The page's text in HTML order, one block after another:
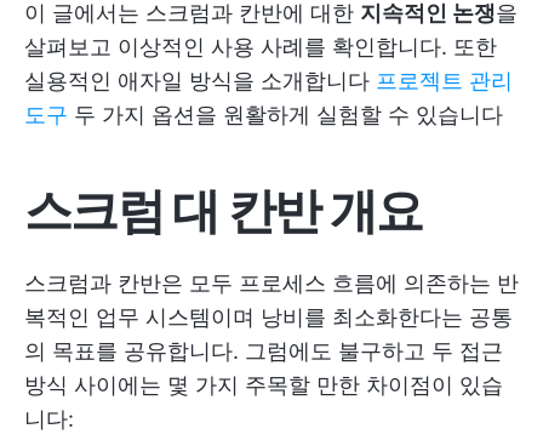
이 글에서는 스크럼과 칸반에 대한 지속적인 논쟁을
살펴보고 이상적인 사용 사례를 확인합니다. 또한
실용적인 애자일 방식을 소개합니다 프로젝트 관리
도구 두 가지 옵션을 원활하게 실험할 수 있습니다
스크럼 대 칸반 개요
스크럼과 칸반은 모두 프로세스 흐름에 의존하는 반
복적인 업무 시스템이며 낭비를 최소화한다는 공통
의 목표를 공유합니다. 그럼에도 불구하고 두 접근
방식 사이에는 몇 가지 주목할 만한 차이점이 있습
니다: